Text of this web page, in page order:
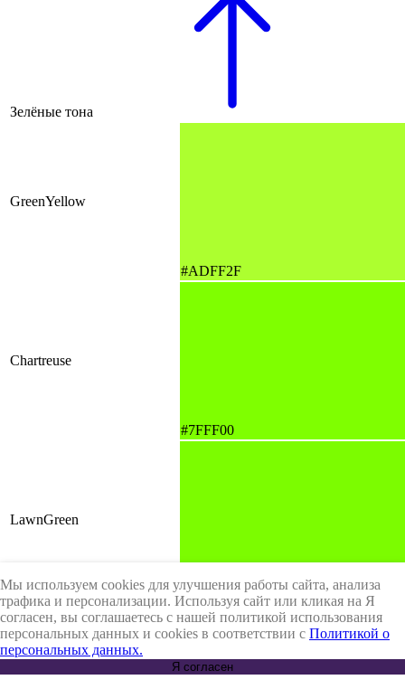
Зелёные тона
GreenYellow
#ADFF2F
Chartreuse
#7FFF00
LawnGreen
#7CFC00
Lime
Мы используем cookies для улучшения работы сайта, анализа
трафика и персонализации. Используя сайт или кликая на Я
согласен, вы соглашаетесь с нашей политикой использования
персональных данных и cookies в соответствии с Политикой о
персональных данных.
Я согласен